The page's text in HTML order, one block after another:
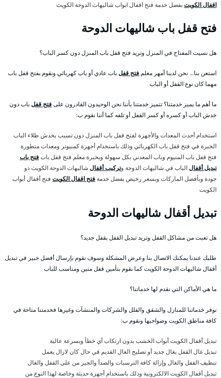
اقفال الكويتبفضل خدمة فتح اقفال ابواب شاليهات الدوحة الكويت
فتح قفل باب شاليهات الدوحة
هل نسيت المفتاح في المنزل وتريد فتح قفل باب المنزل دون كسر الباب؟
استعن بنا… نحن لدينا أمهر معلم فتح قفلباب عادي أو باب كهربائي ونقوم بفتح قفل باب
مهما كان نوع القفل أو الباب
ما أهم ما يميز خدمتنا؟ تتميز خدمتنا بأننا نحن الوحيدون القادرون علىفتح قفلباب دون
خدش الباب أو كسره أو كسر القفل أو تلفه كما أننا نقوم ب:
استخدام أحدث المعدات والأجهزة لفتح قفل باب المنزل دون تسبب بخدش طلاء الباب
الخبرة في فتح قفل باب الكهربائي وذلك باستخدام أجهزة كمبيوتر ومعدات متطورة
فتح قفل باب المنيوم وباب المعدني بكل سهولة وبخبرة معلم فتح قفل بابفتح باب
تبديل أقفالالباب في شاليهات الدوحة وتركيب أقفال شاليهات الدوحة الكويت ذو
جودة وبأفضل الماركات وبسعر رخيص بفضل خدمة فتح اقفال الكويت فتح أقفال أبواب
الكويت
تبديل أقفال شاليهات الدوحة
هل تعبت من مشاكل القفل وتريد تبديل القفل بقفل جديد؟
طلبك عندنا يمكنك الاتصال بنا وعرض المشكلة وسوف نقوم بإرسال أفضل خبير في تبديل
أقفال شاليهات الدوحة الكويت كما نقوم بتأمين قفل متين ومناسب للباب
ما هي الأماكن التي نقدم لها خدماتنا؟
نوفر خدماتنا للمنازل والشقق والفلل والشركات والمنشآت وغيرها فخدمتنا متاحة في
كافة مناطق الكويت وضواحيها ونقوم ب:
تبديل أقفال الكويت أبواب الخشب بدون ارتكاب أي خطأ وبسرعة عالية
تبديل غال القفل بغال جديد أو تصليح الغال القديم في حال كان لازال يعمل
تنظيف القفل والغال وإزالة كافة الترسبات والصدأ والجير من على القفل والغال
تبديل أقفال الكويت الالكترونية وذلك باستخدام أجهزة حديثة وخاصة لهذا النوع من